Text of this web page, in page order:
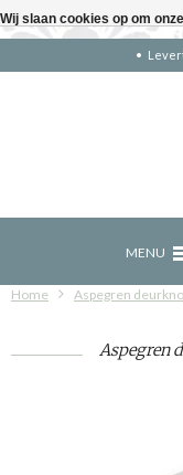
MENU
Home Aspegren
Aspegren
Wij slaan cookies op om